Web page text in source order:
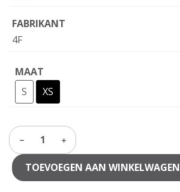
FABRIKANT
4F
MAAT
S
XS
1
TOEVOEGEN AAN WINKELWAGEN